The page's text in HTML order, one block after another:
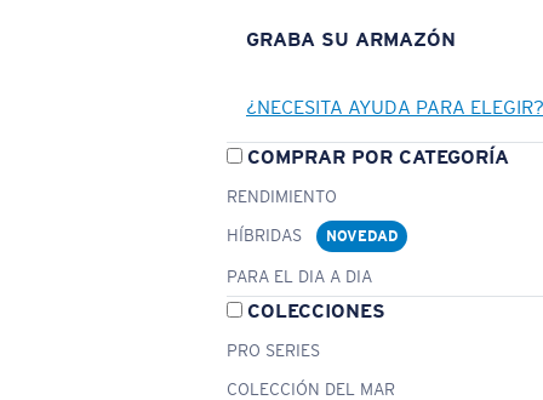
GRABA SU ARMAZÓN
¿NECESITA AYUDA PARA ELEGIR?
COMPRAR POR CATEGORÍA
RENDIMIENTO
HÍBRIDAS
NOVEDAD
PARA EL DIA A DIA
COLECCIONES
PRO SERIES
COLECCIÓN DEL MAR